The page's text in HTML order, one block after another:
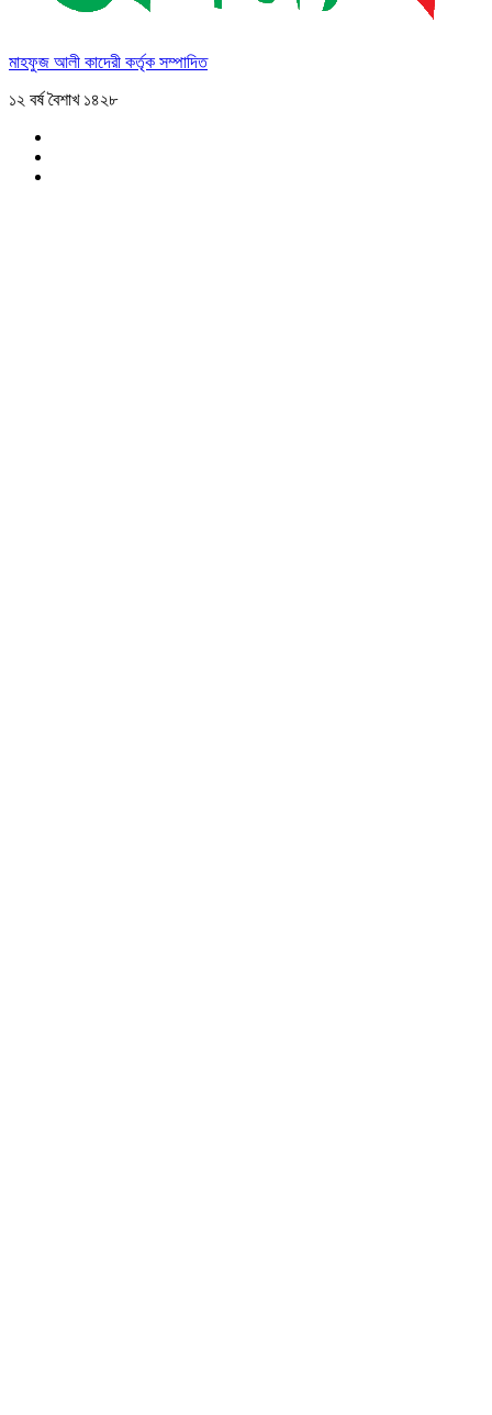
মাহফুজ আলী কাদেরী কর্তৃক সম্পাদিত
১২ বর্ষ বৈশাখ ১৪২৮